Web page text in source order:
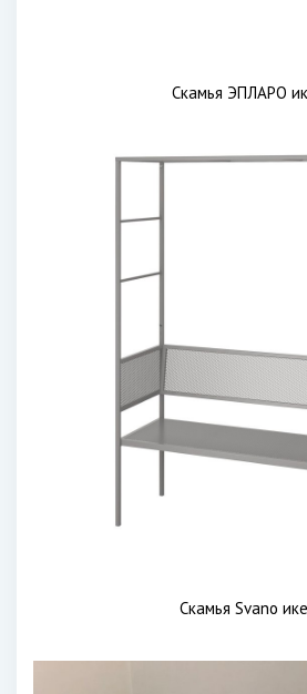
Скамья ЭПЛАРО
Скамья Svano